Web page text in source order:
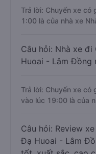
Trả lời: Chuyến xe có
1:00 là của nhà xe
Câu hỏi: Nhà xe
Huoai - Lâm Đồng
Trả lời: Chuyến xe có
vào lúc 19:00 là của
Câu hỏi: Review
Đạ Huoai - Lâm